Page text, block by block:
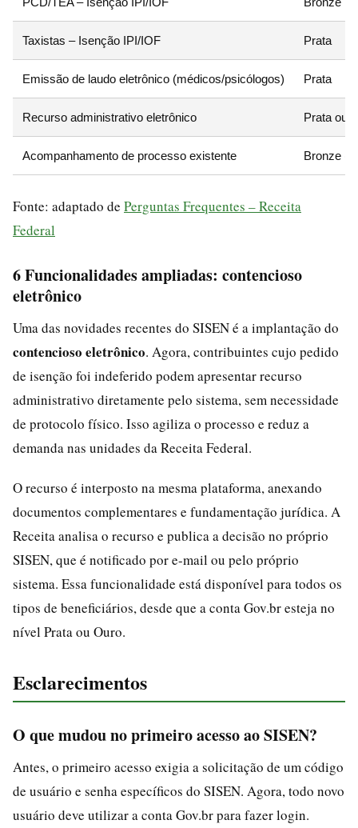
Taxistas – Isenção IPI/IOF Prata
Emissão de laudo eletrônico (médicos/psicólogos) Prata
Recurso administrativo eletrônico Prata ou
Acompanhamento de processo existente Bronze
Fonte: adaptado de Perguntas Frequentes – Receita
Federal
6 Funcionalidades ampliadas: contencioso
eletrônico
Uma das novidades recentes do SISEN é a implantação do
contencioso eletrônico. Agora, contribuintes cujo pedido
de isenção foi indeferido podem apresentar recurso
administrativo diretamente pelo sistema, sem necessidade
de protocolo físico. Isso agiliza o processo e reduz a
demanda nas unidades da Receita Federal.
O recurso é interposto na mesma plataforma, anexando
documentos complementares e fundamentação jurídica. A
Receita analisa o recurso e publica a decisão no próprio
SISEN, que é notificado por e-mail ou pelo próprio
sistema. Essa funcionalidade está disponível para todos os
tipos de beneficiários, desde que a conta Gov.br esteja no
nível Prata ou Ouro.
Esclarecimentos
O que mudou no primeiro acesso ao SISEN?
Antes, o primeiro acesso exigia a solicitação de um código
de usuário e senha específicos do SISEN. Agora, todo novo
usuário deve utilizar a conta Gov.br para fazer login.